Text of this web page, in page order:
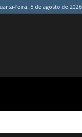
feira, 5 de agosto de 2026